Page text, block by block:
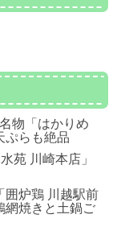
物「はかりめ
ぷらも絶品
苑 川崎本店」
囲炉鶏 川越駅前
網焼きと土鍋ご